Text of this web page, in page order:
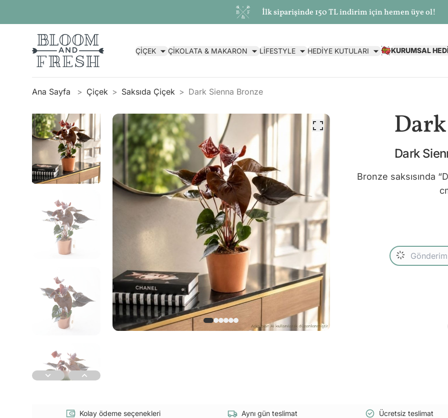
İlk siparişinde 150 TL indirim için hemen üye ol!
ÇİÇEK ÇİKOLATA & MAKARON LİFESTYLE HEDİYE KUTULARI KURUMSAL
Ana Sayfa Çiçek Saksıda Çiçek Dark Sienna Bronze
Dark
Bronze saksısında
Kolay ödeme seçenekleri Aynı gün teslimat Ücretsiz teslimat